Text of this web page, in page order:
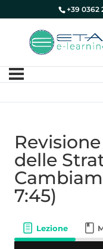
+39 0362
delle
7:45)
Lezione